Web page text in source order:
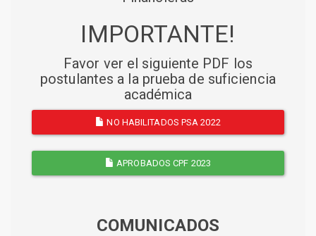
IMPORTANTE!
Favor ver el siguiente PDF los
postulantes a la prueba de suficiencia
académica
NO HABILITADOS PSA 2022
APROBADOS CPF 2023
COMUNICADOS